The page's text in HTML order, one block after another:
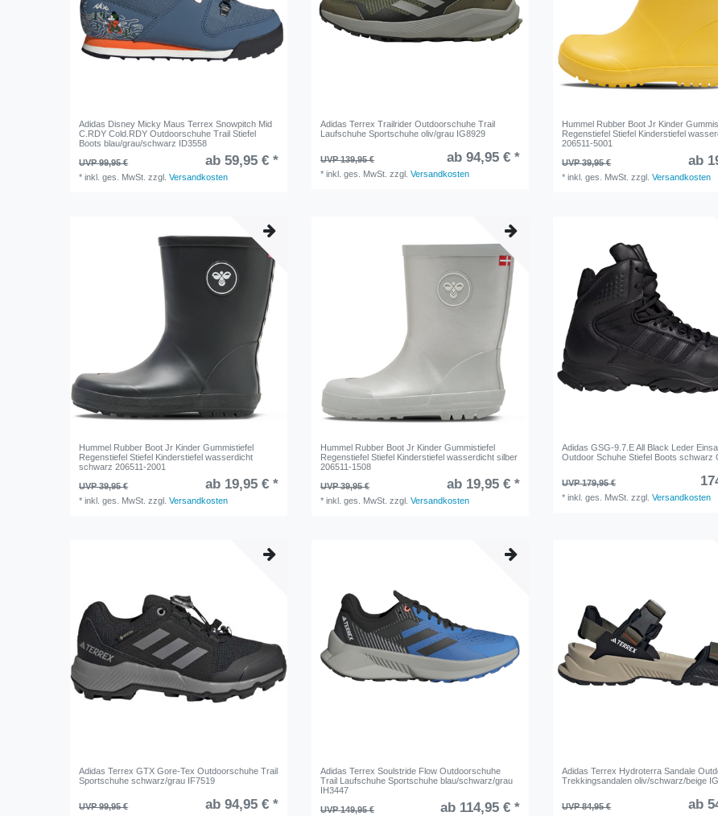
Adidas Disney Micky Maus Terrex Snowpitch Mid
C.RDY Cold.RDY Outdoorschuhe Trail Stiefel
Boots blau/grau/schwarz ID3558
UVP 99,95 €
ab 59,95 € *
*inkl. ges. MwSt. zzgl.Versandkosten
Adidas Terrex Trailrider Outdoorschuhe Trail
Laufschuhe Sportschuhe oliv/grau IG8929
UVP 139,95 € ab 94,95 € *
*inkl. ges. MwSt. zzgl.Versandkosten
Hummel Rubber Boot Jr Kinder
Regenstiefel Stiefel Kinderstiefel
206511-5001
UVP 39,95 €
ab
*inkl. ges. MwSt. zzgl.Versandkosten
Hummel Rubber Boot Jr Kinder Gummistiefel
Regenstiefel Stiefel Kinderstiefel wasserdicht
schwarz 206511-2001
UVP 39,95 €
ab 19,95 € *
*inkl. ges. MwSt. zzgl.Versandkosten
Hummel Rubber Boot Jr Kinder Gummistiefel
Regenstiefel Stiefel Kinderstiefel wasserdicht silber
206511-1508
UVP 39,95 €
ab 19,95 € *
*inkl. ges. MwSt. zzgl.Versandkosten
Adidas GSG-9.7.E All Black Leder
Outdoor Schuhe Stiefel Boots schwarz
UVP 179,95 €
*inkl. ges. MwSt. zzgl.Versandkosten
Adidas Terrex GTX Gore-Tex Outdoorschuhe Trail
Sportschuhe schwarz/grau IF7519
UVP 99,95 € ab 94,95 € *
Adidas Terrex Soulstride Flow Outdoorschuhe
Trail Laufschuhe Sportschuhe blau/schwarz/grau
IH3447
UVP 149,95 €
ab 114,95 € *
Adidas Terrex Hydroterra Sandale
Trekkingsandalen oliv/schwarz/beige
UVP 84,95 € ab